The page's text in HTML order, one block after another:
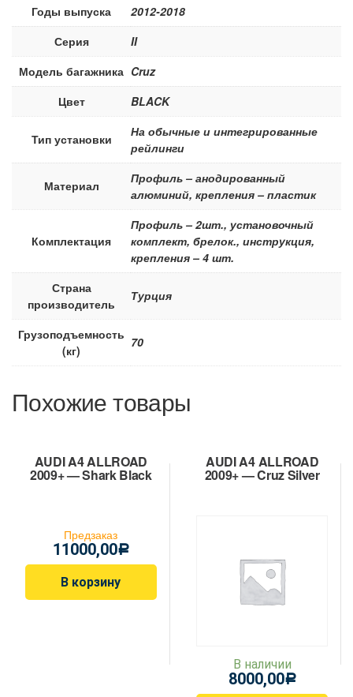
Годы выпуска
2012-2018
Серия
II
Модель багажника Cruz
Цвет
BLACK
Тип установки
На обычные и интегрированные
рейлинги
Материал
Профиль – анодированный
алюминий, крепления – пластик
Комплектация
Профиль – 2шт., установочный
комплект, брелок., инструкция,
крепления – 4 шт.
Страна
производитель
Турция
Грузоподъемность
(кг)
70
Похожие товары
AUDI A4 ALLROAD
2009+ — Shark Black
Предзаказ
11000,00Р
В корзину
AUDI A4 ALLROAD
2009+ — Cruz Silver
В наличии
8000,00Р